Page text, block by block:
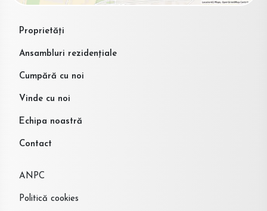
Proprietăți
Ansambluri rezidențiale
Cumpără cu noi
Vinde cu noi
Echipa noastră
Contact
ANPC
Politică cookies